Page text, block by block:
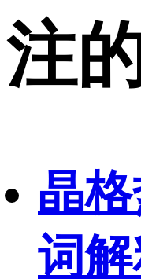
注
晶
词